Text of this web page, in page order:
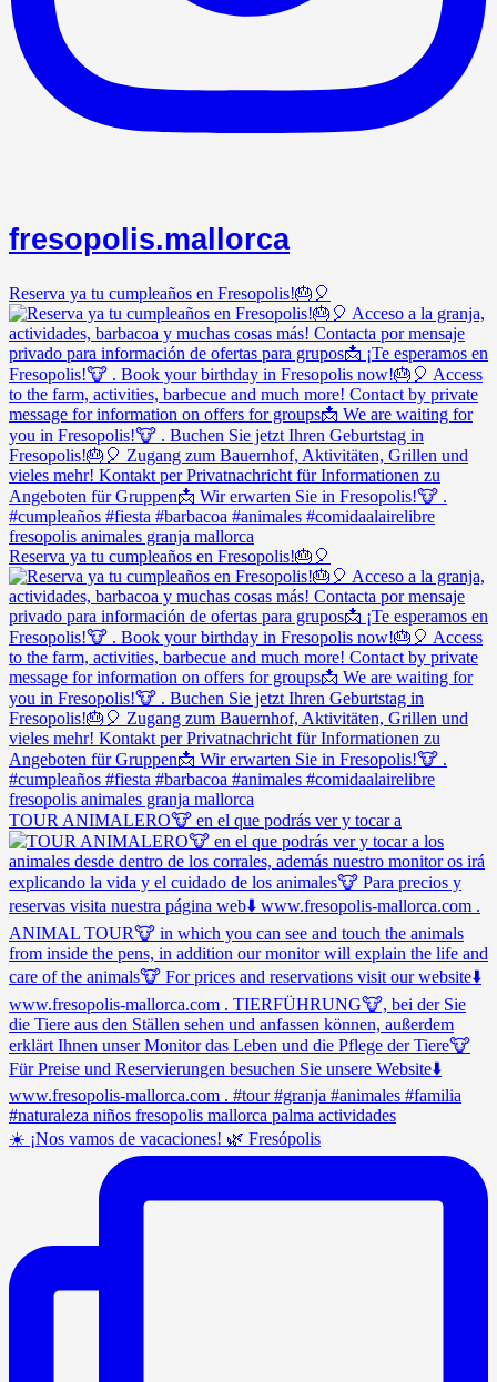
fresopolis.mallorca
Reserva ya tu cumpleaños en Fresopolis!🎂🎈
Reserva ya tu cumpleaños en Fresopolis!🎂🎈
TOUR ANIMALERO🐮 en el que podrás ver y tocar a
☀️ ¡Nos vamos de vacaciones! 🌿 Fresópolis